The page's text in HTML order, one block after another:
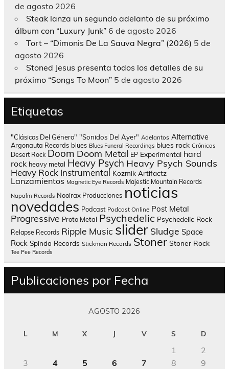
de agosto 2026
Steak lanza un segundo adelanto de su próximo
álbum con “Luxury Junk” 6 de agosto 2026
Tort – “Dimonis De La Sauva Negra” (2026) 5 de
agosto 2026
Stoned Jesus presenta todos los detalles de su
próximo “Songs To Moon” 5 de agosto 2026
Etiquetas
"Clásicos Del Género" "Sonidos Del Ayer" Adelantos Alternative
Argonauta Records blues Blues Funeral Recordings blues rock Crónicas
Desert Rock Doom Doom Metal EP Experimental hard
rock heavy metal Heavy Psych Heavy Psych Sounds
Heavy Rock Instrumental Kozmik Artifactz
Lanzamientos Magnetic Eye Records Majestic Mountain Records
Napalm Records Nooirax Producciones noticias
novedades Podcast Podcast Online Post Metal
Progressive Proto Metal Psychedelic Psychedelic Rock
Relapse Records Ripple Music slider Sludge Space
Rock Spinda Records Stickman Records Stoner Stoner Rock
Tee Pee Records
Publicaciones por Fecha
AGOSTO 2026
L M X J V S D
1
2
3
4 5 6 7 8
9